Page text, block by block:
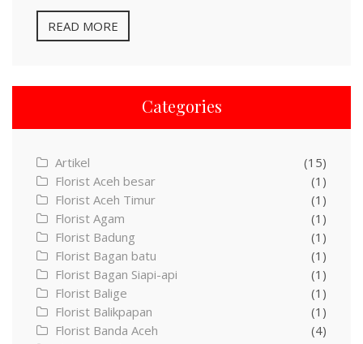
READ MORE
Categories
Artikel
(15)
Florist Aceh besar
(1)
Florist Aceh Timur
(1)
Florist Agam
(1)
Florist Badung
(1)
Florist Bagan batu
(1)
Florist Bagan Siapi-api
(1)
Florist Balige
(1)
Florist Balikpapan
(1)
Florist Banda Aceh
(4)